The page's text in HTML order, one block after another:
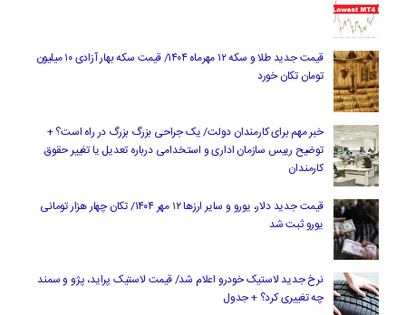
قیمت جدید طلا و سکه ۱۲ مهرماه ۱۴۰۴/ قیمت سکه بهار آزادی ۱۰ میلیون
تومان تکان خورد
خبر مهم برای کارمندان دولت/ یک جراحی بزرگ بزرگ در راه است؟ +
توضیح رییس سازمان اداری و استخدامی درباره تعدیل یا تغییر حقوق
کارمندان
قیمت جدید دلار، یورو و سایر ارزها ۱۲ مهر ۱۴۰۴/ تکان چهار هزار تومانی
یورو ثبت شد
نرخ جدید لاستیک خودرو اعلام شد/ قیمت لاستیک پراید، پژو و سمند
چه تغییری کرد؟ + جدول